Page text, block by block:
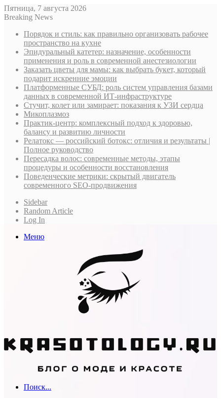
Пятница, 7 августа 2026
Breaking News
Порядок и стиль: как правильно организовать рабочее
пространство на кухне
Эпидуральный катетер: назначение, особенности
применения и роль в современной анестезиологии
Заказать цветы для мамы: как выбрать букет, который
подарит искренние эмоции
Платформенные СУБД: роль систем управления базами
данных в современной ИТ-инфраструктуре
Стучит, колет или замирает: показания к УЗИ сердца
Микоплазмоз
Практик-центр: комплексный подход к здоровью,
балансу и развитию личности
Релатокс — российский ботокс: отличия и результаты |
Полное руководство
Пересадка волос: современные методы, этапы
процедуры и особенности восстановления
Поведенческие метрики: скрытый двигатель
современного SEO-продвижения
Sidebar
Random Article
Log In
Меню
Поиск...